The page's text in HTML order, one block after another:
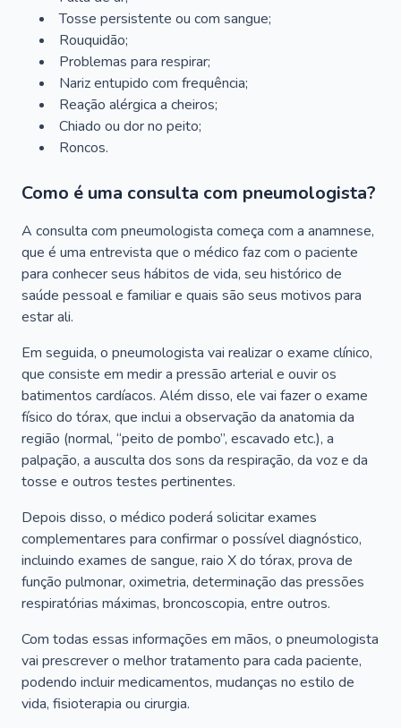
Tosse persistente ou com sangue;
Rouquidão;
Problemas para respirar;
Nariz entupido com frequência;
Reação alérgica a cheiros;
Chiado ou dor no peito;
Roncos.
Como é uma consulta com pneumologista?
A consulta com pneumologista começa com a anamnese,
que é uma entrevista que o médico faz com o paciente
para conhecer seus hábitos de vida, seu histórico de
saúde pessoal e familiar e quais são seus motivos para
estar ali.
Em seguida, o pneumologista vai realizar o exame clínico,
que consiste em medir a pressão arterial e ouvir os
batimentos cardíacos. Além disso, ele vai fazer o exame
físico do tórax, que inclui a observação da anatomia da
região (normal, “peito de pombo”, escavado etc.), a
palpação, a ausculta dos sons da respiração, da voz e da
tosse e outros testes pertinentes.
Depois disso, o médico poderá solicitar exames
complementares para confirmar o possível diagnóstico,
incluindo exames de sangue, raio X do tórax, prova de
função pulmonar, oximetria, determinação das pressões
respiratórias máximas, broncoscopia, entre outros.
Com todas essas informações em mãos, o pneumologista
vai prescrever o melhor tratamento para cada paciente,
podendo incluir medicamentos, mudanças no estilo de
vida, fisioterapia ou cirurgia.